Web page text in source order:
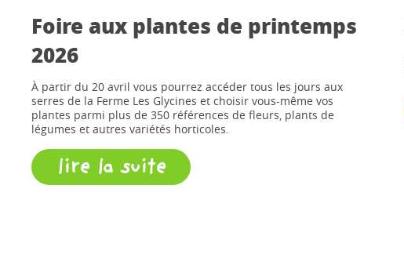
Foire aux plantes de printemps
2026
À partir du 20 avril vous pourrez accéder tous les jours aux
serres de la Ferme Les Glycines et choisir vous-même vos
plantes parmi plus de 350 références de fleurs, plants de
légumes et autres variétés horticoles.
lire la suite